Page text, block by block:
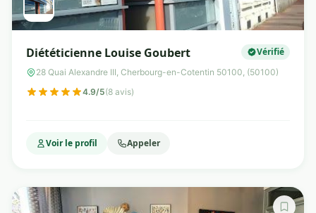
Diététicienne Louise Goubert Vérifié
28 Quai Alexandre III, Cherbourg-en-Cotentin 50100, (50100)
4.9/5(8 avis)
Voir le profil Appeler